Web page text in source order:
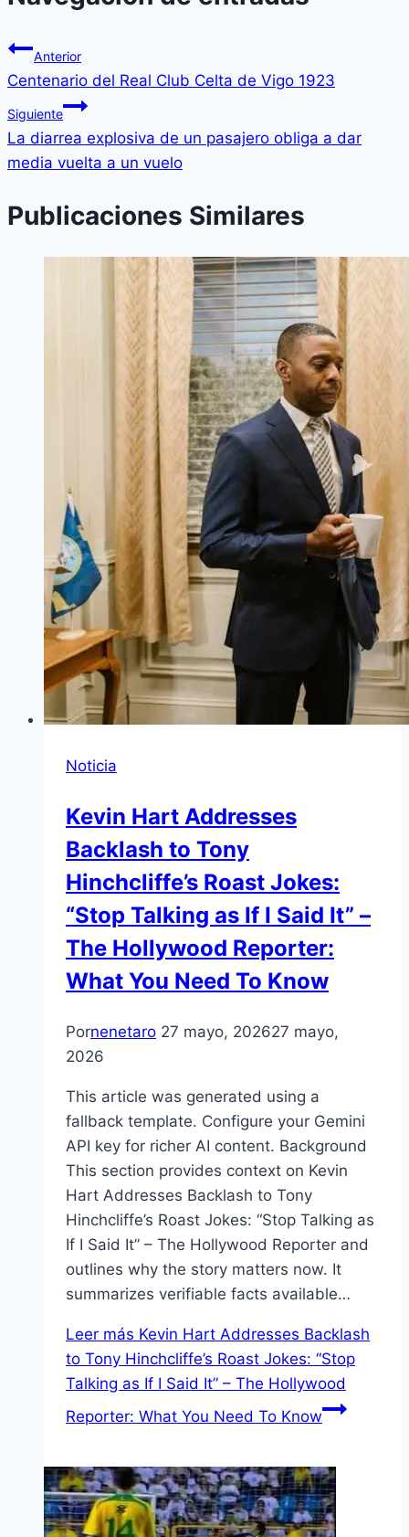
Anterior
Centenario del Real Club Celta de Vigo 1923
Siguiente
La diarrea explosiva de un pasajero obliga a dar
media vuelta a un vuelo
Publicaciones Similares
Noticia
Kevin Hart Addresses
Backlash to Tony
Hinchcliffe’s Roast Jokes:
“Stop Talking as If I Said It” –
The Hollywood Reporter:
What You Need To Know
Pornenetaro 27 mayo, 202627 mayo,
2026
This article was generated using a
fallback template. Configure your Gemini
API key for richer AI content. Background
This section provides context on Kevin
Hart Addresses Backlash to Tony
Hinchcliffe’s Roast Jokes: “Stop Talking as
If I Said It” – The Hollywood Reporter and
outlines why the story matters now. It
summarizes verifiable facts available…
Leer más Kevin Hart Addresses Backlash
to Tony Hinchcliffe’s Roast Jokes: “Stop
Talking as If I Said It” – The Hollywood
Reporter: What You Need To Know